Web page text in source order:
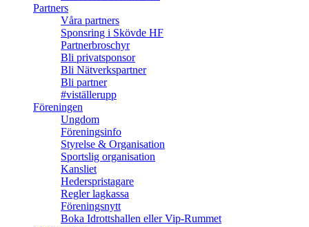
Partners
Våra partners
Sponsring i Skövde HF
Partnerbroschyr
Bli privatsponsor
Bli Nätverkspartner
Bli partner
#viställerupp
Föreningen
Ungdom
Föreningsinfo
Styrelse & Organisation
Sportslig organisation
Kansliet
Hederspristagare
Regler lagkassa
Föreningsnytt
Boka Idrottshallen eller Vip-Rummet